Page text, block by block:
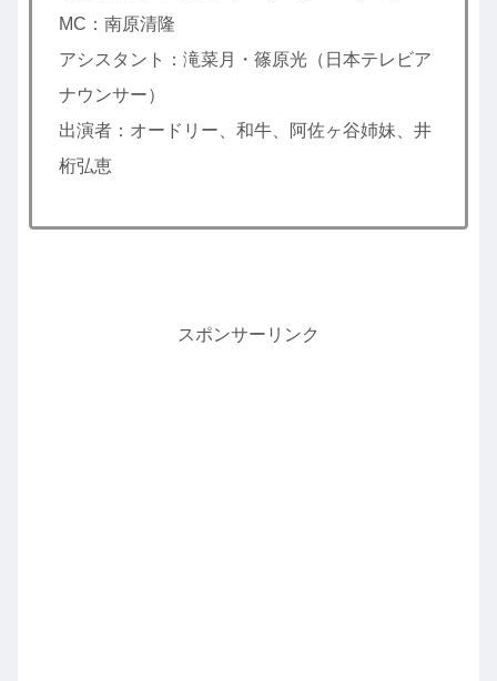
MC：南原清隆
アシスタント：滝菜月・篠原光（日本テレビア
ナウンサー）
出演者：オードリー、和牛、阿佐ヶ谷姉妹、井
桁弘恵
スポンサーリンク